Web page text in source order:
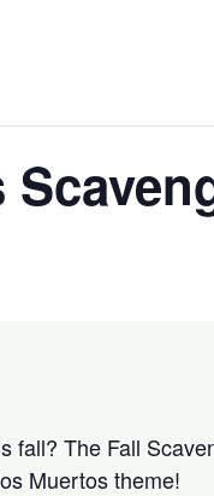
fall? The Fall
Muertos theme!